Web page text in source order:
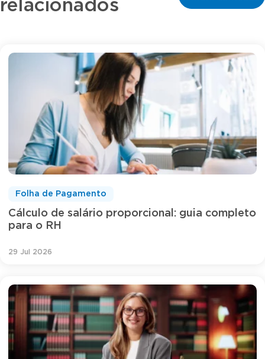
relacionados
Cálculo de salário proporcional: guia completo
para o RH
Folha de Pagamento
29 Jul 2026